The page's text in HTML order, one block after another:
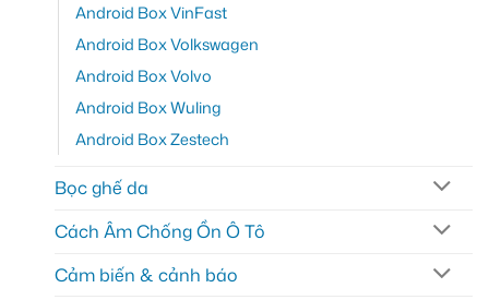
Android Box VinFast
Android Box Volkswagen
Android Box Volvo
Android Box Wuling
Android Box Zestech
Bọc ghế da
Cách Âm Chống Ồn Ô Tô
Cảm biến & cảnh báo